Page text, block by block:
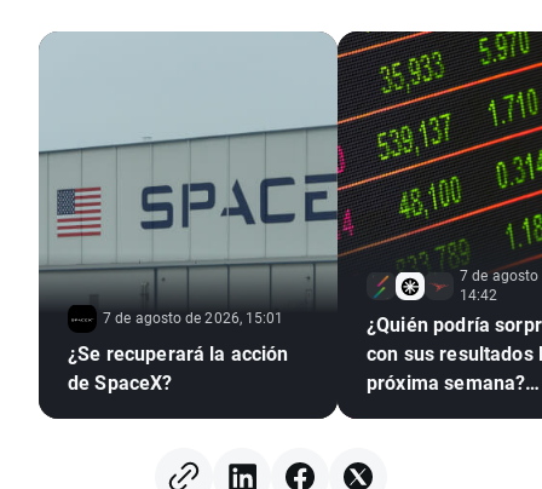
7 de agosto de 2026, 15:01
¿Se recuperará la acción
de SpaceX?
7 de agosto
14:42
¿Quién podría
con sus resultados
próxima semana?